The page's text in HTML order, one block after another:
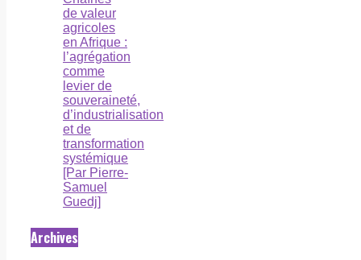
de valeur
agricoles
en Afrique :
l’agrégation
comme
levier de
souveraineté,
d’industrialisation
et de
transformation
systémique
[Par Pierre-
Samuel
Guedj]
Archives